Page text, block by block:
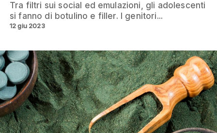
Tra filtri sui social ed emulazioni, gli adolescenti
si fanno di botulino e filler. I genitori...
12 giu 2023